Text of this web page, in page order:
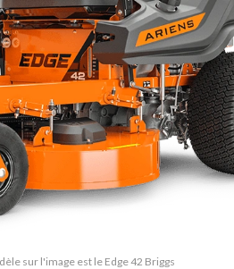
sur l'image est le Edge 42 Briggs